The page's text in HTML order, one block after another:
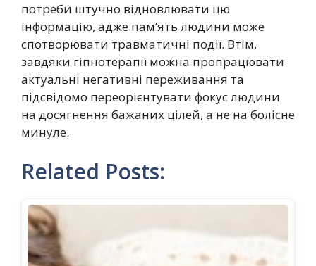
потреби штучно відновлювати цю
інформацію, адже пам’ять людини може
спотворювати травматичні події. Втім,
завдяки гіпнотерапії можна пропрацювати
актуальні негативні переживання та
підсвідомо переорієнтувати фокус людини
на досягнення бажаних цілей, а не на болісне
минуле.
Related Posts: